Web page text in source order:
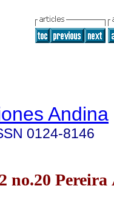
Andina
0124-8146
no.20 Pereira